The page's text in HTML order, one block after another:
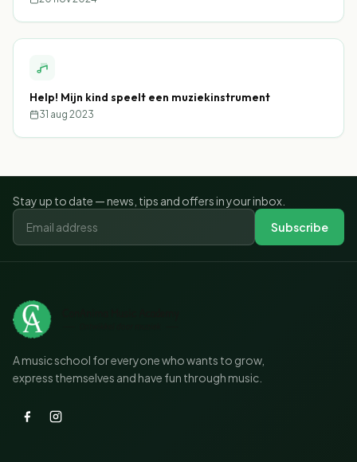
Help! Mijn kind speelt een muziekinstrument
31 aug 2023
Stay up to date — news, tips and offers in your inbox.
Subscribe
A music school for everyone who wants to grow,
express themselves and have fun through music.